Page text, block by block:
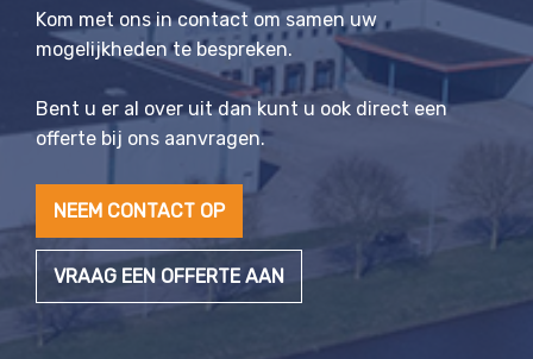
Kom met ons in contact om samen uw
mogelijkheden te bespreken.
Bent u er al over uit dan kunt u ook direct een
offerte bij ons aanvragen.
NEEM CONTACT OP
VRAAG EEN OFFERTE AAN